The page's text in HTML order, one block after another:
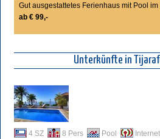
Gut ausgestattetes Ferienhaus mit Pool
ab € 99,-
Unterkünfte in
4 SZ 8 Pers Pool
Internet